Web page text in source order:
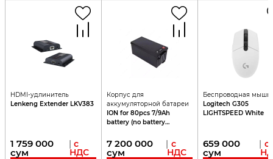
HDMI-удлинитель
Lenkeng Extender LKV383
1 759 000
сум
| с
НДС
Корпус для
аккумуляторной батареи
ION for 80pcs 7/9Ah
battery (no battery
7 200 000
сум
| с
НДС
Беспроводная мышь
Logitech G305
LIGHTSPEED White
659 000
сум
| с